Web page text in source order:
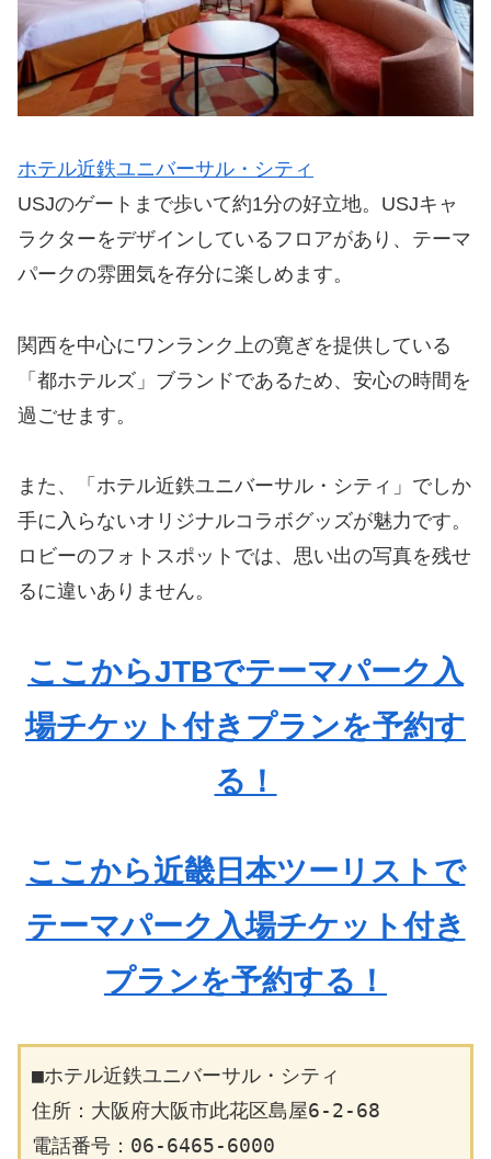
ホテル近鉄ユニバーサル・シティ
USJのゲートまで歩いて約1分の好立地。USJキャ
ラクターをデザインしているフロアがあり、テーマ
パークの雰囲気を存分に楽しめます。
関西を中心にワンランク上の寛ぎを提供している
「都ホテルズ」ブランドであるため、安心の時間を
過ごせます。
また、「ホテル近鉄ユニバーサル・シティ」でしか
手に入らないオリジナルコラボグッズが魅力です。
ロビーのフォトスポットでは、思い出の写真を残せ
るに違いありません。
ここからJTBでテーマパーク入
場チケット付きプランを予約す
る！
ここから近畿日本ツーリストで
テーマパーク入場チケット付き
プランを予約する！
■ホテル近鉄ユニバーサル・シティ
住所：大阪府大阪市此花区島屋6-2-68
電話番号：06-6465-6000